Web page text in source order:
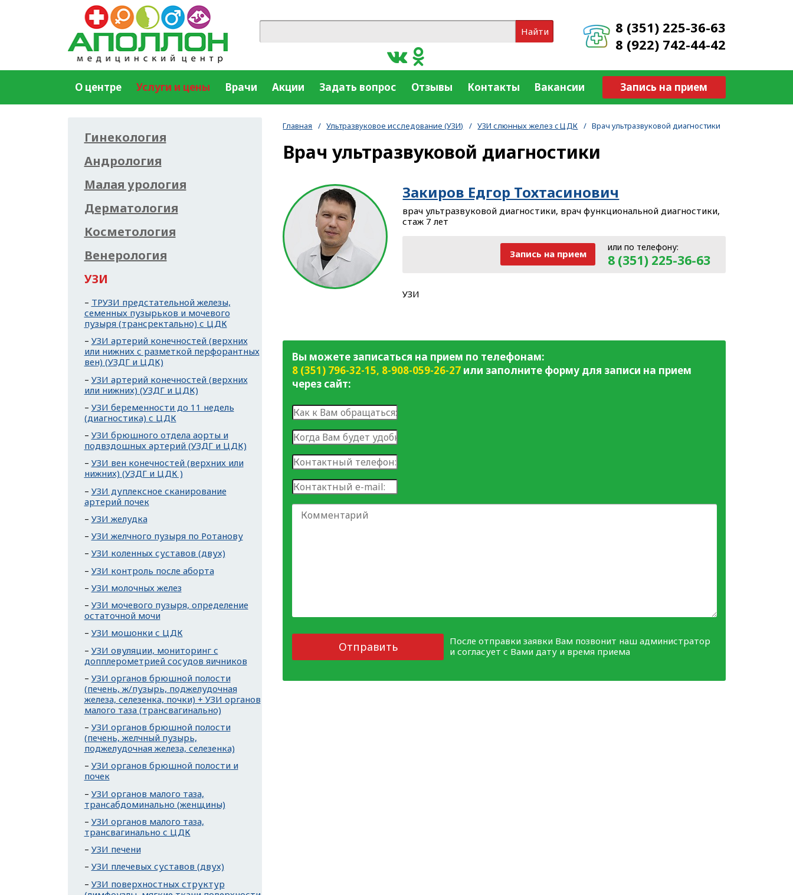
8 (351) 225-36-63
8 (922) 742-44-42
Найти
Запись на прием
О центре Услуги и цены Врачи Акции Задать вопрос Отзывы Контакты Вакансии
Главная / Ультразвуковое исследование (УЗИ) / УЗИ слюнных желез c ЦДК / Врач ультразвуковой диагностики
Врач ультразвуковой диагностики
Закиров Едгор Тохтасинович
врач ультразвуковой диагностики, врач функциональной диагностики,
стаж 7 лет
или по телефону:
8 (351) 225-36-63
Запись на прием
УЗИ
Вы можете записаться на прием по телефонам:
8 (351) 796-32-15, 8-908-059-26-27 или заполните форму для записи на прием
через сайт:
Отправить
После отправки заявки Вам позвонит наш администратор
и согласует с Вами дату и время приема
Гинекология
Андрология
Малая урология
Дерматология
Косметология
Венерология
УЗИ
ТРУЗИ предстательной железы,
семенных пузырьков и мочевого
пузыря (трансректально) с ЦДК
УЗИ артерий конечностей (верхних
или нижних с разметкой перфорантных
вен) (УЗДГ и ЦДК)
УЗИ артерий конечностей (верхних
или нижних) (УЗДГ и ЦДК)
УЗИ беременности до 11 недель
(диагностика) с ЦДК
УЗИ брюшного отдела аорты и
подвздошных артерий (УЗДГ и ЦДК)
УЗИ вен конечностей (верхних или
нижних) (УЗДГ и ЦДК )
УЗИ дуплексное сканирование
артерий почек
УЗИ желудка
УЗИ желчного пузыря по Ротанову
УЗИ коленных суставов (двух)
УЗИ контроль после аборта
УЗИ молочных желез
УЗИ мочевого пузыря, определение
остаточной мочи
УЗИ мошонки с ЦДК
УЗИ овуляции, мониторинг с
допплерометрией сосудов яичников
УЗИ органов брюшной полости
(печень, ж/пузырь, поджелудочная
железа, селезенка, почки) + УЗИ органов
малого таза (трансвагинально)
УЗИ органов брюшной полости
(печень, желчный пузырь,
поджелудочная железа, селезенка)
УЗИ органов брюшной полости и
почек
УЗИ органов малого таза,
трансабдоминально (женщины)
УЗИ органов малого таза,
трансвагинально с ЦДК
УЗИ печени
УЗИ плечевых суставов (двух)
УЗИ поверхностных структур